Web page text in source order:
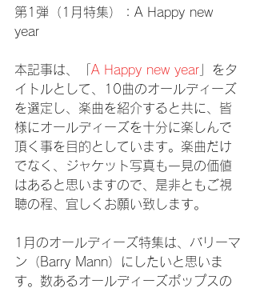
第1弾（1月特集）：A Happy new
year
本記事は、「 A Happy new year 」をタ
イトルとして、10曲のオールディーズ
を選定し、楽曲を紹介すると共に、皆
様にオールディーズを十分に楽しんで
頂く事を目的としています。楽曲だけ
でなく、ジャケット写真も一見の価値
はあると思いますので、是非ともご視
聴の程、宜しくお願い致します。
1月のオールディーズ特集は、バリーマ
ン（Barry Mann）にしたいと思いま
す。数あるオールディーズポップスの